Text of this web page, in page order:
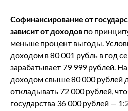
Софинансирование от
зависит от доходов по
меньше процент выгоды.
доходом в 80 001 рубль в год
зарабатывает 79 999 рублей.
доходом свыше 80 000 рублей
откладывать 72 000 рублей,
государства 36 000 рублей —